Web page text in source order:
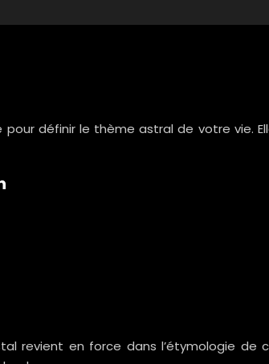
définir le thème astral de votre vie.
revient en force dans l’étymologie